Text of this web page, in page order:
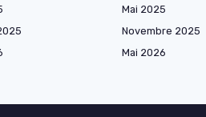
Mai 2025
Novembre 2025
Mai 2026